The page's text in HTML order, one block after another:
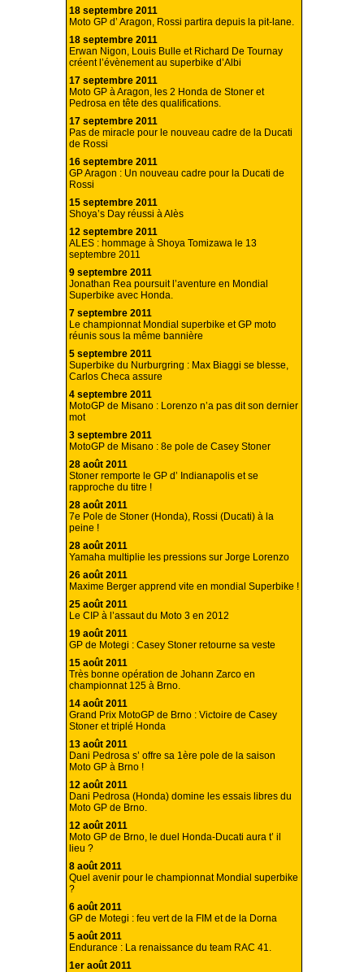
18 septembre 2011
Moto GP d’ Aragon, Rossi partira depuis la pit-lane.
18 septembre 2011
Erwan Nigon, Louis Bulle et Richard De Tournay
créent l’évènement au superbike d’Albi
17 septembre 2011
Moto GP à Aragon, les 2 Honda de Stoner et
Pedrosa en tête des qualifications.
17 septembre 2011
Pas de miracle pour le nouveau cadre de la Ducati
de Rossi
16 septembre 2011
GP Aragon : Un nouveau cadre pour la Ducati de
Rossi
15 septembre 2011
Shoya’s Day réussi à Alès
12 septembre 2011
ALES : hommage à Shoya Tomizawa le 13
septembre 2011
9 septembre 2011
Jonathan Rea poursuit l’aventure en Mondial
Superbike avec Honda.
7 septembre 2011
Le championnat Mondial superbike et GP moto
réunis sous la même bannière
5 septembre 2011
Superbike du Nurburgring : Max Biaggi se blesse,
Carlos Checa assure
4 septembre 2011
MotoGP de Misano : Lorenzo n’a pas dit son dernier
mot
3 septembre 2011
MotoGP de Misano : 8e pole de Casey Stoner
28 août 2011
Stoner remporte le GP d’ Indianapolis et se
rapproche du titre !
28 août 2011
7e Pole de Stoner (Honda), Rossi (Ducati) à la
peine !
28 août 2011
Yamaha multiplie les pressions sur Jorge Lorenzo
26 août 2011
Maxime Berger apprend vite en mondial Superbike !
25 août 2011
Le CIP à l’assaut du Moto 3 en 2012
19 août 2011
GP de Motegi : Casey Stoner retourne sa veste
15 août 2011
Très bonne opération de Johann Zarco en
championnat 125 à Brno.
14 août 2011
Grand Prix MotoGP de Brno : Victoire de Casey
Stoner et triplé Honda
13 août 2011
Dani Pedrosa s’ offre sa 1ère pole de la saison
Moto GP à Brno !
12 août 2011
Dani Pedrosa (Honda) domine les essais libres du
Moto GP de Brno.
12 août 2011
Moto GP de Brno, le duel Honda-Ducati aura t’ il
lieu ?
8 août 2011
Quel avenir pour le championnat Mondial superbike
?
6 août 2011
GP de Motegi : feu vert de la FIM et de la Dorna
5 août 2011
Endurance : La renaissance du team RAC 41.
1er août 2011